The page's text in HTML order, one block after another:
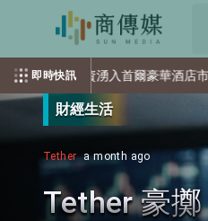
即時快訊
外資湧入首爾豪華酒店市場 上半
財經生活
Tether a month ago
Tether 豪